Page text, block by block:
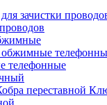
телефонные